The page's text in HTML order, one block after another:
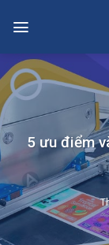
5 ưu điểm